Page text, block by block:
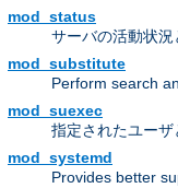
mod_status
サーバの活動状
mod_substitute
Perform search
mod_suexec
指定されたユー
mod_systemd
Provides better